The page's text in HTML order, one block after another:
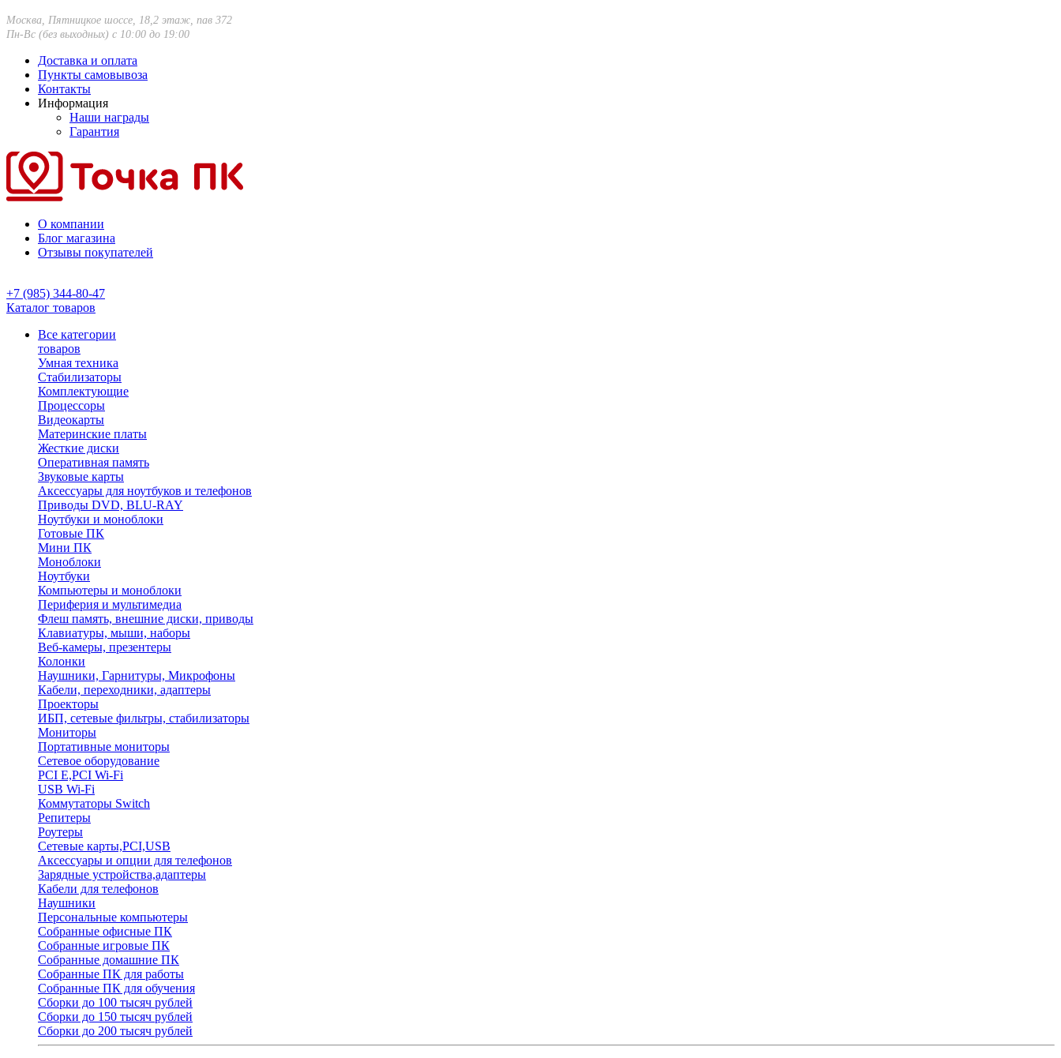
Москва, Пятницкое шоссе, 18,2 этаж, пав 372
Пн-Вс (без выходных) с 10:00 до 19:00
Доставка и оплата
Пункты самовывоза
Контакты
Информация
Наши награды
Гарантия
О компании
Блог магазина
Отзывы покупателей
+7 (985) 344-80-47
Каталог товаров
Все категории
товаров
Умная техника
Стабилизаторы
Комплектующие
Процессоры
Видеокарты
Материнские платы
Жесткие диски
Оперативная память
Звуковые карты
Аксессуары для ноутбуков и телефонов
Приводы DVD, BLU-RAY
Ноутбуки и моноблоки
Готовые ПК
Мини ПК
Моноблоки
Ноутбуки
Компьютеры и моноблоки
Периферия и мультимедиа
Флеш память, внешние диски, приводы
Клавиатуры, мыши, наборы
Веб-камеры, презентеры
Колонки
Наушники, Гарнитуры, Микрофоны
Кабели, переходники, адаптеры
Проекторы
ИБП, сетевые фильтры, стабилизаторы
Мониторы
Портативные мониторы
Сетевое оборудование
PCI E,PCI Wi-Fi
USB Wi-Fi
Коммутаторы Switch
Репитеры
Роутеры
Сетевые карты,PCI,USB
Аксессуары и опции для телефонов
Зарядные устройства,адаптеры
Кабели для телефонов
Наушники
Персональные компьютеры
Собранные офисные ПК
Собранные игровые ПК
Собранные домашние ПК
Собранные ПК для работы
Собранные ПК для обучения
Сборки до 100 тысяч рублей
Сборки до 150 тысяч рублей
Сборки до 200 тысяч рублей